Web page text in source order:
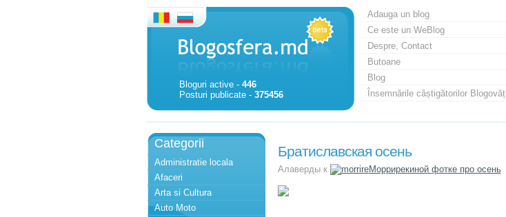
Bloguri active - 446
Posturi publicate - 375456
Adauga un blog
Ce este un WeBlog
Despre, Contact
Butoane
Blog
Însemnările câștigătorilor Blogovăț
Categorii
Administratie locala
Afaceri
Arta si Cultura
Auto Moto
Братиславская осень
Алаверды к Моррирекиной фотке про осень